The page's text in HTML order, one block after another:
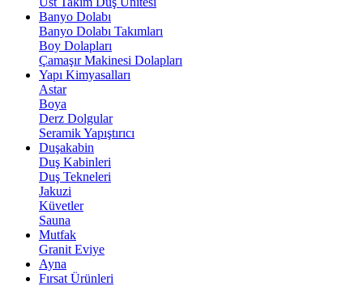
Banyo Dolabı
Banyo Dolabı Takımları
Boy Dolapları
Çamaşır Makinesi Dolapları
Yapı Kimyasalları
Astar
Boya
Derz Dolgular
Seramik Yapıştırıcı
Duşakabin
Duş Kabinleri
Duş Tekneleri
Jakuzi
Küvetler
Sauna
Mutfak
Granit Eviye
Ayna
Fırsat Ürünleri